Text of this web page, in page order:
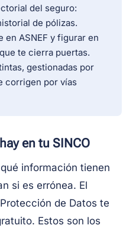
del seguro:
de pólizas.
en ASNEF y figurar en
te cierra puertas.
gestionadas por
corrigen por vías
en tu SINCO
información tienen
si es errónea. El
de Datos te
Estos son los